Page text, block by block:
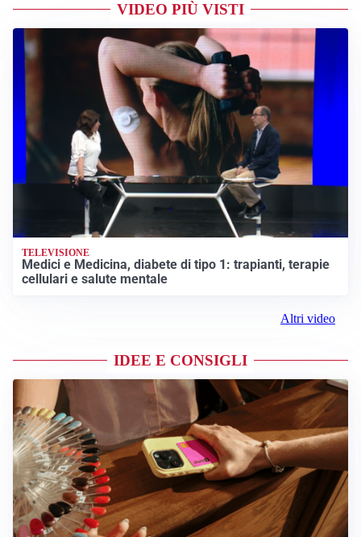
VIDEO PIÙ VISTI
TELEVISIONE
Medici e Medicina, diabete di tipo 1: trapianti, terapie
cellulari e salute mentale
Altri video
IDEE E CONSIGLI